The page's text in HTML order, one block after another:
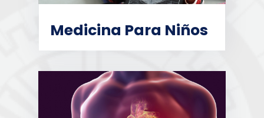
Medicina Para Niños